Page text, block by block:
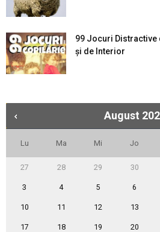
99 Jocuri Distractive
şi de Interior
August
Lu Ma Mi Jo
27 28 29 30
3 4 5 6
10 11 12 13
17 18 19 20